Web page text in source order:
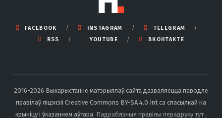
FACEBOOK INSTAGRAM
TELEGRAM
RSS
YOUTUBE ВКОНТАКТЕ
2016-2026 Выкарыстанне матэрыялаў сайта дазваляецца паводле
правілаў ліцэнзіі Creative Commons BY-SA 4.0 Int са спасылкай на
крыніцу і ўказаннем аўтара. Падрабязныя правілы перадруку тут .